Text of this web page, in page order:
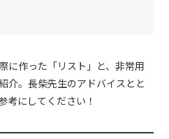
に作った「リスト」と、非常用
介。長柴先生のアドバイスとと
考にしてください！